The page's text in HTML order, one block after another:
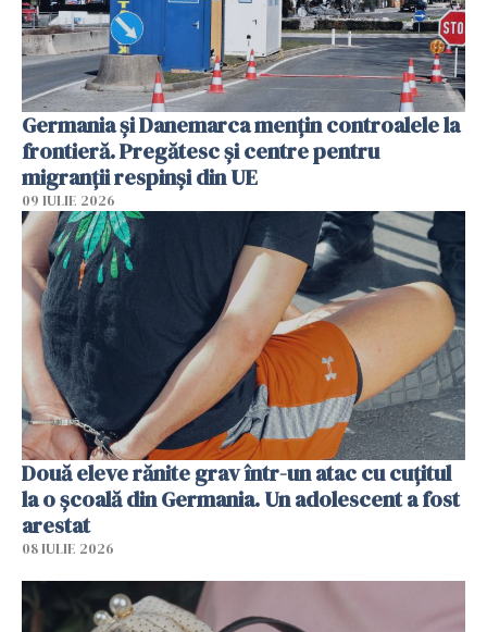
Germania și Danemarca mențin controalele la
frontieră. Pregătesc și centre pentru
migranții respinși din UE
09 IULIE 2026
Două eleve rănite grav într-un atac cu cuțitul
la o școală din Germania. Un adolescent a fost
arestat
08 IULIE 2026